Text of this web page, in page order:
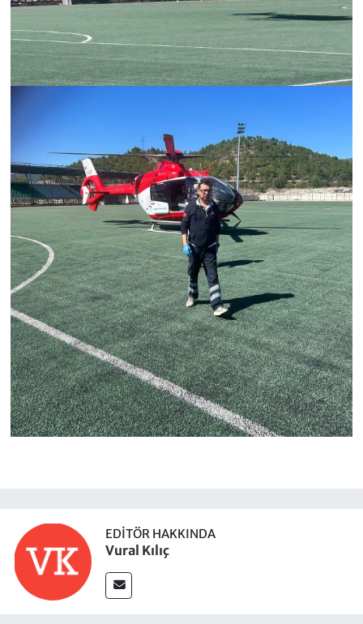
EDITÖR HAKKINDA
Vural Kılıç